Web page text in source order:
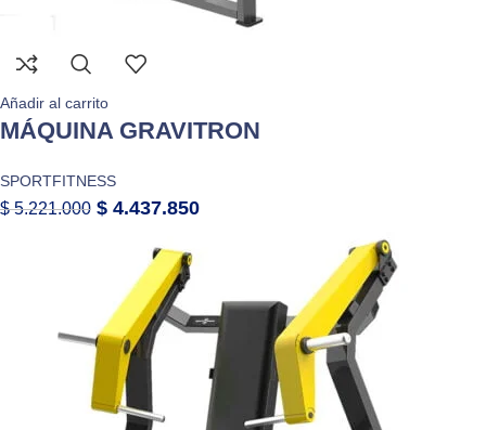
Añadir al carrito
MÁQUINA GRAVITRON
SPORTFITNESS
$5.221.000 $ 4.437.850